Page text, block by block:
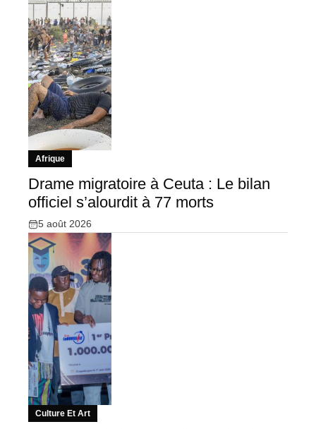
Afrique
Drame migratoire à Ceuta : Le bilan
officiel s’alourdit à 77 morts
5 août 2026
Culture Et Art